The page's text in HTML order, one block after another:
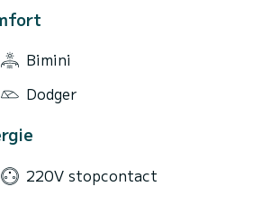
Bimini
Dodger
220V stopcontact